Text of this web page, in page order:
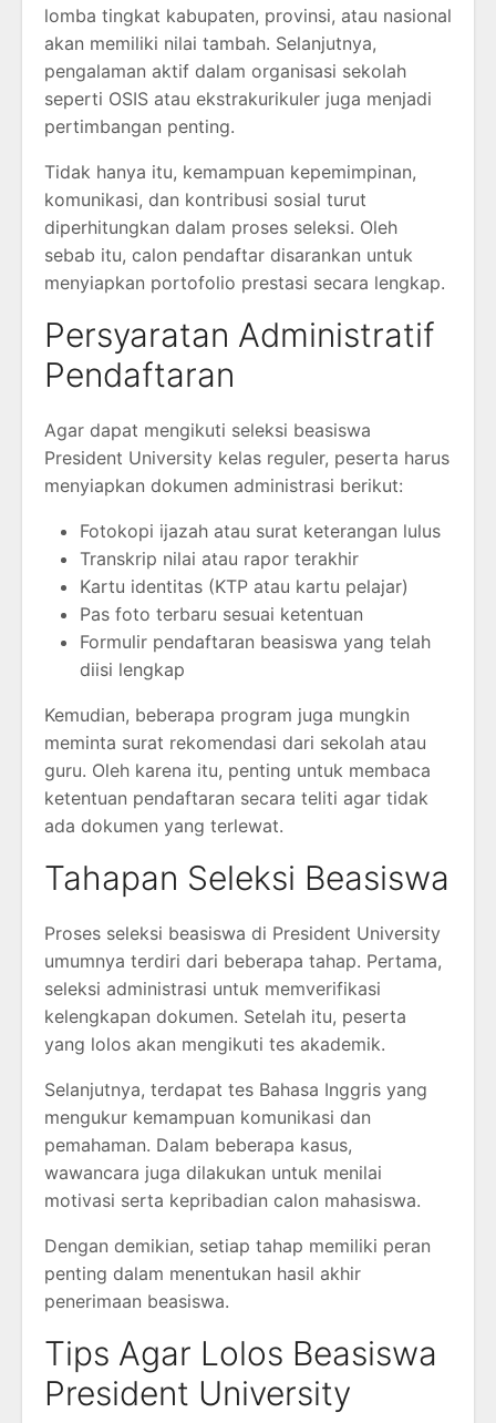
lomba tingkat kabupaten, provinsi, atau nasional
akan memiliki nilai tambah. Selanjutnya,
pengalaman aktif dalam organisasi sekolah
seperti OSIS atau ekstrakurikuler juga menjadi
pertimbangan penting.
Tidak hanya itu, kemampuan kepemimpinan,
komunikasi, dan kontribusi sosial turut
diperhitungkan dalam proses seleksi. Oleh
sebab itu, calon pendaftar disarankan untuk
menyiapkan portofolio prestasi secara lengkap.
Persyaratan Administratif
Pendaftaran
Agar dapat mengikuti seleksi beasiswa
President University kelas reguler, peserta harus
menyiapkan dokumen administrasi berikut:
Fotokopi ijazah atau surat keterangan lulus
Transkrip nilai atau rapor terakhir
Kartu identitas (KTP atau kartu pelajar)
Pas foto terbaru sesuai ketentuan
Formulir pendaftaran beasiswa yang telah
diisi lengkap
Kemudian, beberapa program juga mungkin
meminta surat rekomendasi dari sekolah atau
guru. Oleh karena itu, penting untuk membaca
ketentuan pendaftaran secara teliti agar tidak
ada dokumen yang terlewat.
Tahapan Seleksi Beasiswa
Proses seleksi beasiswa di President University
umumnya terdiri dari beberapa tahap. Pertama,
seleksi administrasi untuk memverifikasi
kelengkapan dokumen. Setelah itu, peserta
yang lolos akan mengikuti tes akademik.
Selanjutnya, terdapat tes Bahasa Inggris yang
mengukur kemampuan komunikasi dan
pemahaman. Dalam beberapa kasus,
wawancara juga dilakukan untuk menilai
motivasi serta kepribadian calon mahasiswa.
Dengan demikian, setiap tahap memiliki peran
penting dalam menentukan hasil akhir
penerimaan beasiswa.
Tips Agar Lolos Beasiswa
President University